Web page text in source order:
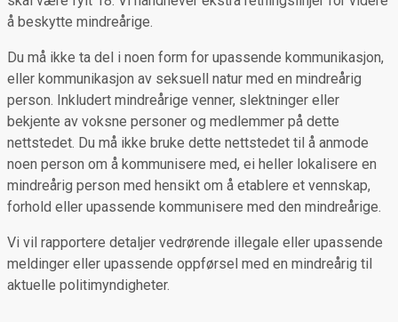
å beskytte mindreårige.
Du må ikke ta del i noen form for upassende kommunikasjon,
eller kommunikasjon av seksuell natur med en mindreårig
person. Inkludert mindreårige venner, slektninger eller
bekjente av voksne personer og medlemmer på dette
nettstedet. Du må ikke bruke dette nettstedet til å anmode
noen person om å kommunisere med, ei heller lokalisere en
mindreårig person med hensikt om å etablere et vennskap,
forhold eller upassende kommunisere med den mindreårige.
Vi vil rapportere detaljer vedrørende illegale eller upassende
meldinger eller upassende oppførsel med en mindreårig til
aktuelle politimyndigheter.